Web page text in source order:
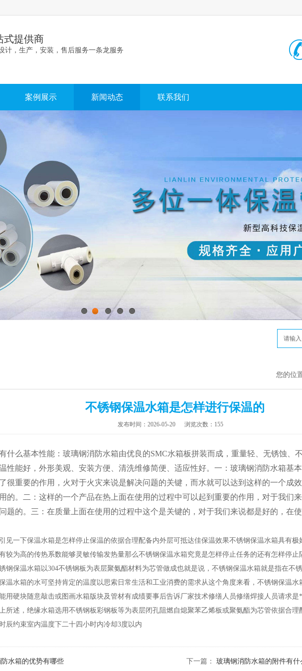
式提供商
计，生产，安装，售后服务一条龙服务
案例展示 新闻动态 联系我们
3
您的位
不锈钢保温水箱是怎样进行保温的
发布时间：2026-05-20 浏览次数：155
什么基本性能：玻璃钢消防水箱由优良的SMC水箱板拼装而成，重量轻、无锈蚀、
性能好，外形美观、安装方便、清洗维修简便、适应性好。一：玻璃钢消防水箱基
很重要的作用，火对于火灾来说是解决问题的关键，而水就可以达到这样的一个成
的。二：这样的一个产品在热上面在使用的过程中可以起到重要的作用，对于我们
题的。三：在质量上面在使用的过程中这个是关键的，对于我们来说都是好的，在
见一下保温水箱是怎样停止保温的依据合理配备内外层可抵达佳保温效果不锈钢保温水箱具有
较为高的传热系数能够灵敏传输发热量那么不锈钢保温水箱究竟是怎样停止任务的还有怎样停
钢保温水箱以304不锈钢板为表层聚氨酯材料为芯管做成也就是说，不锈钢保温水箱就是指在不
温水箱的水可坚持肯定的温度以思索日常生活和工业消费的需求从这个角度来看，不锈钢保温
用硬块随意敲击或图画水箱版块及管材有成绩要事后告诉厂家技术修缮人员修缮焊接人员请求
所述，绝缘水箱选用不锈钢板彩钢板等为表层闭孔阻燃自熄聚苯乙烯板或聚氨酯为芯管依据合
辰约束室内温度下二十四小时内冷却3度以内
水箱的优势有哪些 下一篇： 玻璃钢消防水箱的附件有什